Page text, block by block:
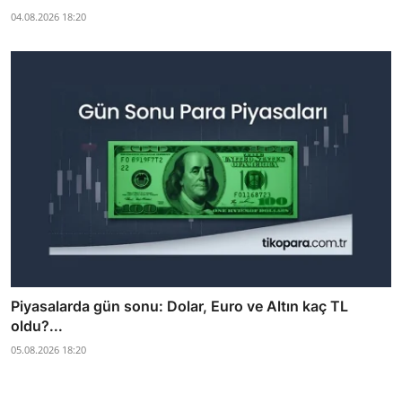
04.08.2026 18:20
Piyasalarda gün sonu: Dolar, Euro ve Altın kaç TL
oldu?...
05.08.2026 18:20